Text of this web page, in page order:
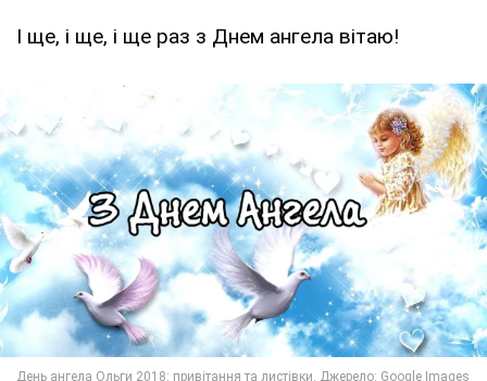
І ще, і ще, і ще раз з Днем ангела вітаю!